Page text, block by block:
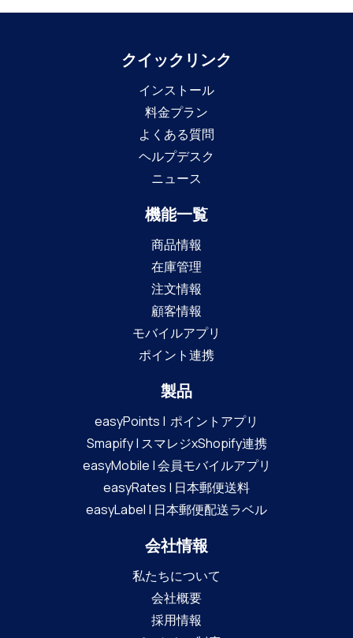
クイックリンク
インストール
料金プラン
よくある質問
ヘルプデスク
ニュース
機能一覧
商品情報
在庫管理
注文情報
顧客情報
モバイルアプリ
ポイント連携
製品
easyPoints | ポイントアプリ
Smapify | スマレジxShopify連携
easyMobile | 会員モバイルアプリ
easyRates | 日本郵便送料
easyLabel | 日本郵便配送ラベル
会社情報
私たちについて
会社概要
採用情報